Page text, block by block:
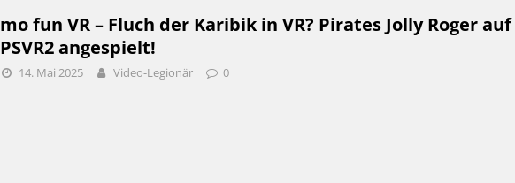
mo fun VR – Fluch der Karibik in VR? Pirates Jolly Roger auf
PSVR2 angespielt!
14. Mai 2025 Video-Legionär 0